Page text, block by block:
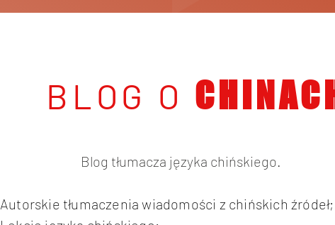
BLOG O CHINACH
Blog tłumacza języka chińskiego.
Autorskie tłumaczenia wiadomości z chińskich źródeł;